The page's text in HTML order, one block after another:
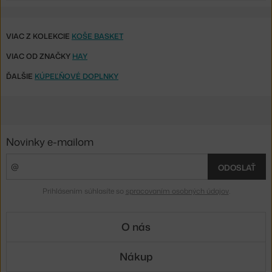
VIAC Z KOLEKCIE KOŠE BASKET
VIAC OD ZNAČKY HAY
ĎALŠIE KÚPEĽŇOVÉ DOPLNKY
Novinky e-mailom
ODOSLAŤ
Prihlásením súhlasíte so spracovaním osobných údajov.
O nás
Nákup